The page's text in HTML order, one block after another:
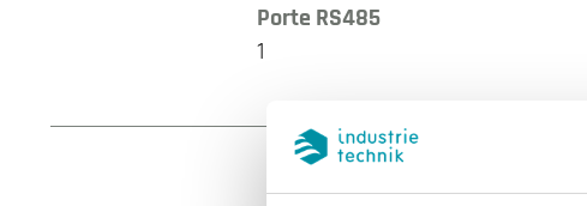
Porte RS485
1